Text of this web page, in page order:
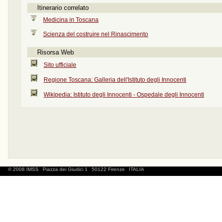
Itinerario correlato
Medicina in Toscana
Scienza del costruire nel Rinascimento
Risorsa Web
Sito ufficiale
Regione Toscana: Galleria dell'Istituto degli Innocenti
Wikipedia: Istituto degli Innocenti - Ospedale degli Innocenti
© 2008 IMSS Piazza dei Giudici 1 50122 Firenze ITALIA